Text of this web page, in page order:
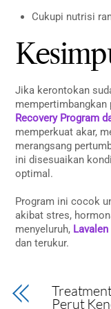
Cukupi nutrisi
Jika kerontokan
Recovery Program
memperkuat akar,
merangsang
ini disesuaikan
optimal.
Program ini cocok
akibat stres,
menyeluruh,
dan terukur.
Perut